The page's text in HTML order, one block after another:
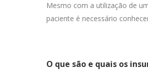
Mesmo com a utilização de
paciente é necessário
O que são e quais os